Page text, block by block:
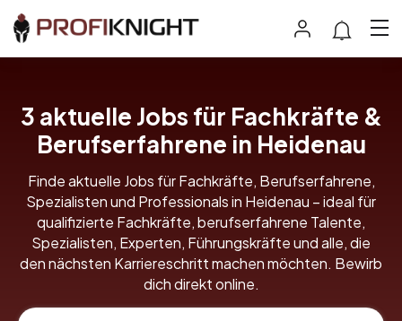
3 aktuelle Jobs für Fachkräfte &
Berufserfahrene in Heidenau
Finde aktuelle Jobs für Fachkräfte, Berufserfahrene,
Spezialisten und Professionals in Heidenau – ideal für
qualifizierte Fachkräfte, berufserfahrene Talente,
Spezialisten, Experten, Führungskräfte und alle, die
den nächsten Karriereschritt machen möchten. Bewirb
dich direkt online.